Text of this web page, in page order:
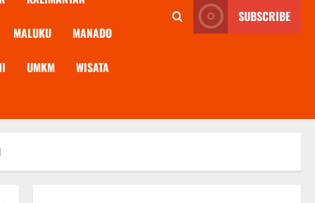
MALUKU MANADO
UMKM WISATA
SUBSCRIBE